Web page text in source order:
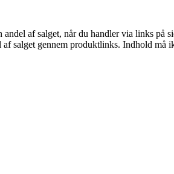
af salget, når du handler via links på
salget gennem produktlinks. Indhold må